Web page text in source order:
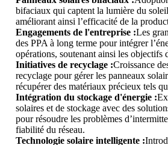
bifaciaux qui captent la lumière du
améliorant ainsi l’efficacité de la
Engagements de l'entreprise :Les
des PPA à long terme pour intégrer
opérations, soutenant ainsi les objectifs
Initiatives de recyclage :Croissance
recyclage pour gérer les panneaux
récupérer des matériaux précieux tels
Intégration du stockage d'énergie :
solaires et de stockage avec des
pour résoudre les problèmes
fiabilité du réseau.
Technologie solaire intelligente :